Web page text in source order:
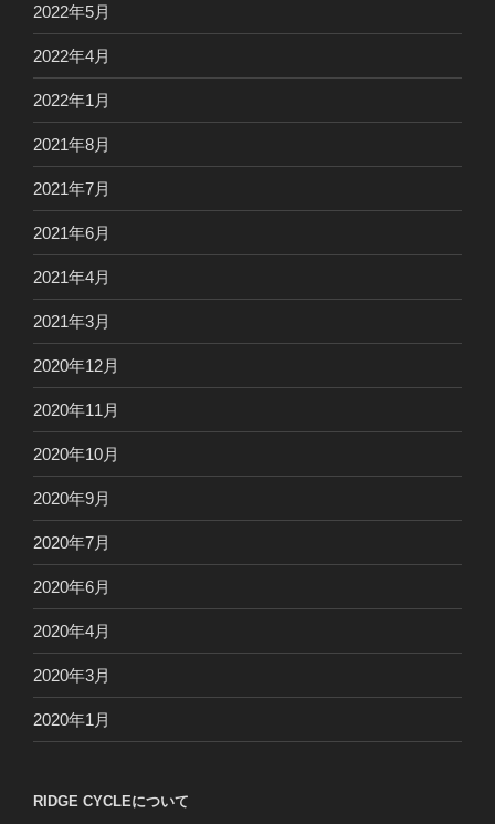
2022年5月
2022年4月
2022年1月
2021年8月
2021年7月
2021年6月
2021年4月
2021年3月
2020年12月
2020年11月
2020年10月
2020年9月
2020年7月
2020年6月
2020年4月
2020年3月
2020年1月
RIDGE CYCLEについて